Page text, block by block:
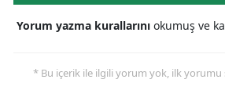
Yorum yazma kurallarını okumuş ve
* Bu içerik ile ilgili yorum yok, ilk yorumu